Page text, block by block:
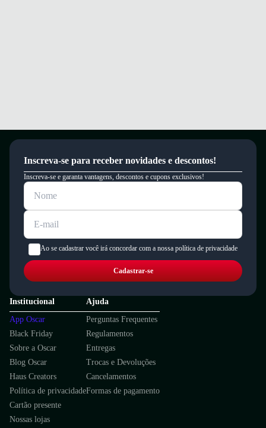
Inscreva-se para receber novidades e descontos!
Inscreva-se e garanta vantagens, descontos e cupons exclusivos!
Ao se cadastrar você irá concordar com a nossa política de privacidade
Cadastrar-se
Institucional
App Oscar
Black Friday
Sobre a Oscar
Blog Oscar
Haus Creators
Política de privacidade
Cartão presente
Nossas lojas
Ajuda
Perguntas Frequentes
Regulamentos
Entregas
Trocas e Devoluções
Cancelamentos
Formas de pagamento